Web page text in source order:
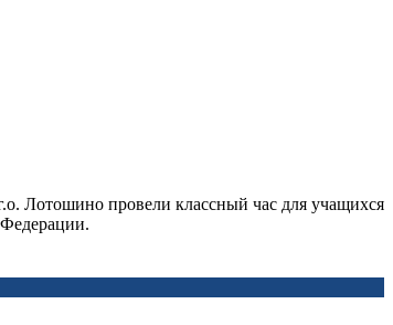
Лотошино провели классный час для учащихся